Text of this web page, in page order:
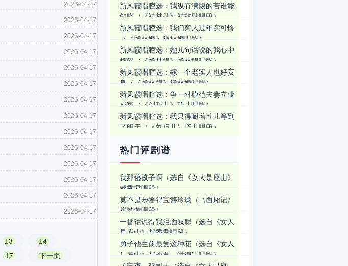
2026-04-17
2026-04-17
2026-04-17
2026-04-17
2026-04-17
2026-04-17
2026-04-17
2026-04-17
2026-04-17
2026-04-17
2026-04-17
2026-04-17
2026-04-17
2026-04-17
13
14
17
下一页
新凤霞唱腔选：我纵有满腹的苦谁能
知晓（《祥林嫂》祥林嫂唱段）
新凤霞唱腔选：我们穷人过年实可怜
（《祥林嫂》祥林嫂唱段）
新凤霞唱腔选：她几句话说的我心中
烦闷（《祥林嫂》祥林嫂唱段）
新凤霞唱腔选：嫁一个老实人也好安
身（《祥林嫂》祥林嫂唱段）
新凤霞唱腔选：争一对模范夫妻立业
成家（《刘巧儿》巧儿唱段）
新凤霞唱腔选：我只得耐着性儿等到
了明天（《刘巧儿》巧儿唱段）
热门评剧谱
我那傻孩子啊（选自《女人是座山》
郝秀君唱段）
莫不是步摇得宝簪玲珑（《西厢记》
崔莺莺唱段）
一番话说得我泪洒双腮（选自《女人
是座山》郝秀君唱段）
勇子他生前最爱这种花（选自《女人
是座山》郝秀君、洪德贵唱段）